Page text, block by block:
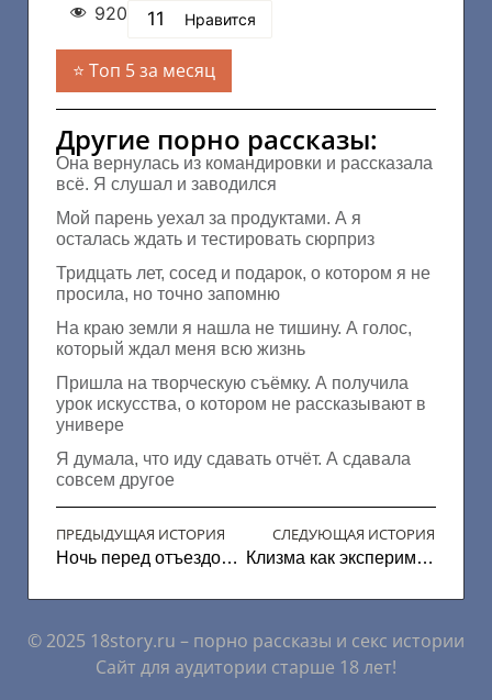
920 11 Нравится
Топ 5 за месяц
Другие порно рассказы:
Она вернулась из командировки и рассказала
всё. Я слушал и заводился
Мой парень уехал за продуктами. А я
осталась ждать и тестировать сюрприз
Тридцать лет, сосед и подарок, о котором я не
просила, но точно запомню
На краю земли я нашла не тишину. А голос,
который ждал меня всю жизнь
Пришла на творческую съёмку. А получила
урок искусства, о котором не рассказывают в
универе
Я думала, что иду сдавать отчёт. А сдавала
совсем другое
ПРЕДЫДУЩАЯ ИСТОРИЯ
Ночь перед отъездом не по плану
СЛЕДУЮЩАЯ ИСТОРИЯ
Клизма как эксперимент
© 2025 18story.ru – порно рассказы и секс истории
Сайт для аудитории старше 18 лет!